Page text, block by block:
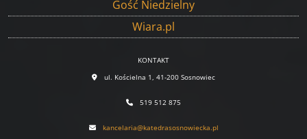
Gość Niedzielny
Wiara.pl
KONTAKT
ul. Kościelna 1, 41-200 Sosnowiec
519 512 875
kancelaria@katedrasosnowiecka.pl